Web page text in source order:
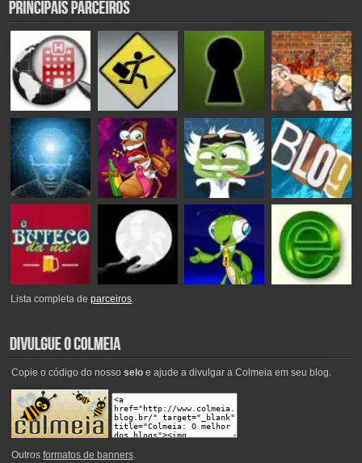
Lista completa deparceiros.
Copie o código do nosso seloe ajude a divulgar a Colmeia em seu blog.
Outros formatos de banners.